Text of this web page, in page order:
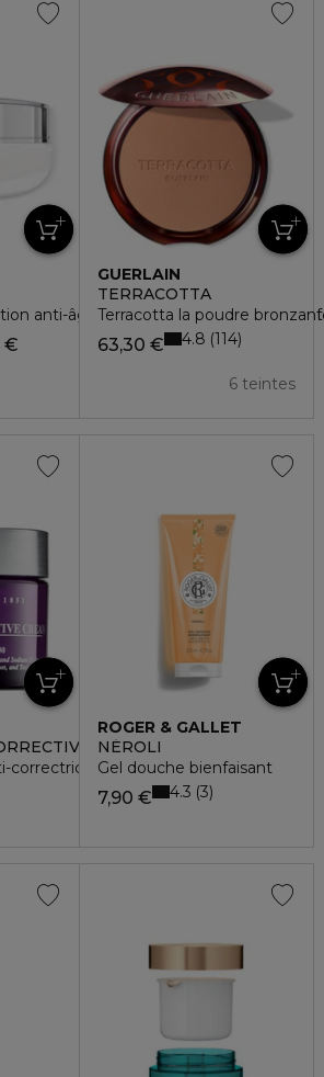
anti-âge haute performance rides et
€
GUERLAIN
TERRACOTTA
Terracotta la poudre
63,30 €
6 teintes
4.8 114
correctrice anti-âge global SPF30
ROGER & GALLET
NÉROLI
Gel douche bienfaisant
7,90 € 4.3 3